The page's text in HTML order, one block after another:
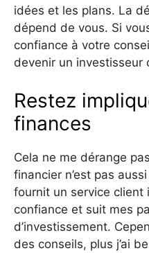
idées et les plans. La
dépend de vous. Si
confiance à votre
devenir un investisseur
Restez
finances
Cela ne me dérange
financier n’est pas
fournit un service client
confiance et suit mes
d’investissement.
des conseils, plus j’ai